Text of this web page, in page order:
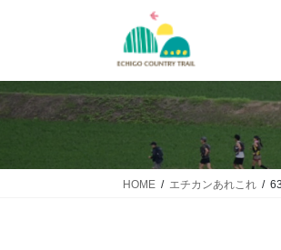
ツ
へ
シ
ョ
HOME エチカンあれこれ